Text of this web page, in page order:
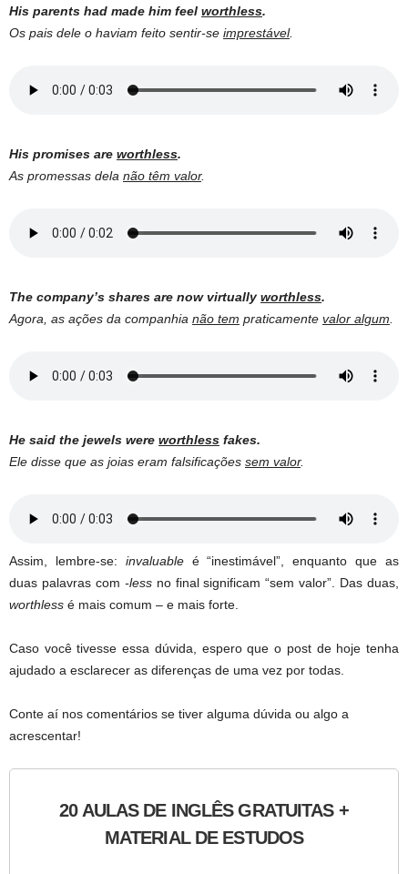
His parents had made him feel worthless.
Os pais dele o haviam feito sentir-se imprestável.
His promises are worthless.
As promessas dela não têm valor.
The company’s shares are now virtually worthless.
Agora, as ações da companhia não tem praticamente valor algum
He said the jewels were worthless fakes.
Ele disse que as joias eram falsificações sem valor.
Assim, lembre-se: invaluableé “inestimável”, enquanto que as
duas palavras com -lessno final significam “sem valor”. Das duas,
worthless é mais comum – e mais forte.
Caso você tivesse essa dúvida, espero que o post de hoje tenha
ajudado a esclarecer as diferenças de uma vez por todas.
Conte aí nos comentários se tiver alguma dúvida ou algo a
acrescentar!
20 AULAS DE INGLÊS GRATUITAS +
MATERIAL DE ESTUDOS